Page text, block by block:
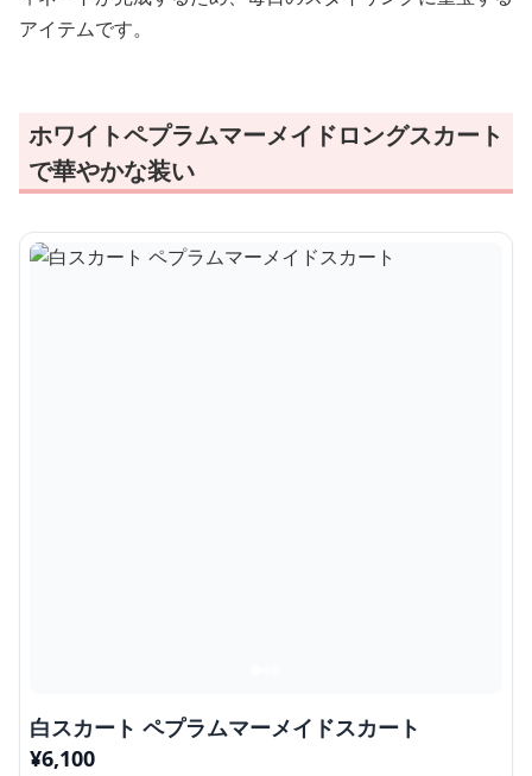
アイテムです。
ホワイトペプラムマーメイドロングスカート
で華やかな装い
白スカート ペプラムマーメイドスカート
¥6,100